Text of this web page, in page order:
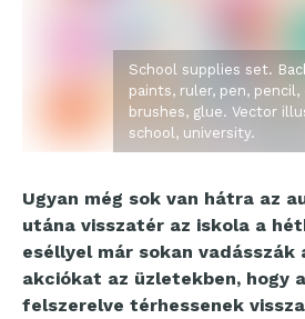
School supplies set.
paints, ruler, pen,
brushes, glue. Vector
school, university.
Ugyan még sok van hátra az
utána visszatér az iskola a
eséllyel már sokan vadásszák
akciókat az üzletekben, hogy
felszerelve térhessenek